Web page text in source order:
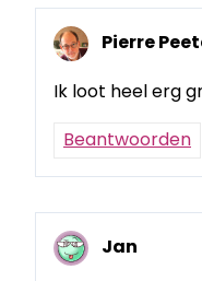
Pierre
Ik loot heel erg
Beantwoorden
Jan